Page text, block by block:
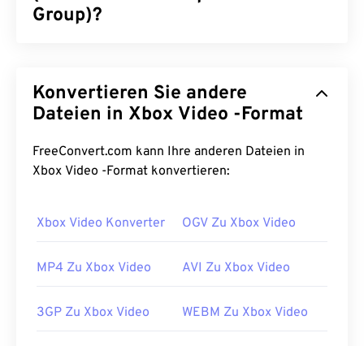
Group)?
der Name der Organisation, die die
Formatstandards entwickelt hat. Das Dateiformat
Codecsund erzeugt so kleine Dateien von
vergleichsweise guter Qualität. Die
Windows werden sie im
Windows Media Player
Konvertieren Sie andere
Dateien in Xbox Video -Format
FreeConvert.com kann Ihre anderen Dateien in
Xbox Video -Format konvertieren:
Xbox Video Konverter OGV Zu Xbox Video
MP4 Zu Xbox Video AVI Zu Xbox Video
3GP Zu Xbox Video WEBM Zu Xbox Video